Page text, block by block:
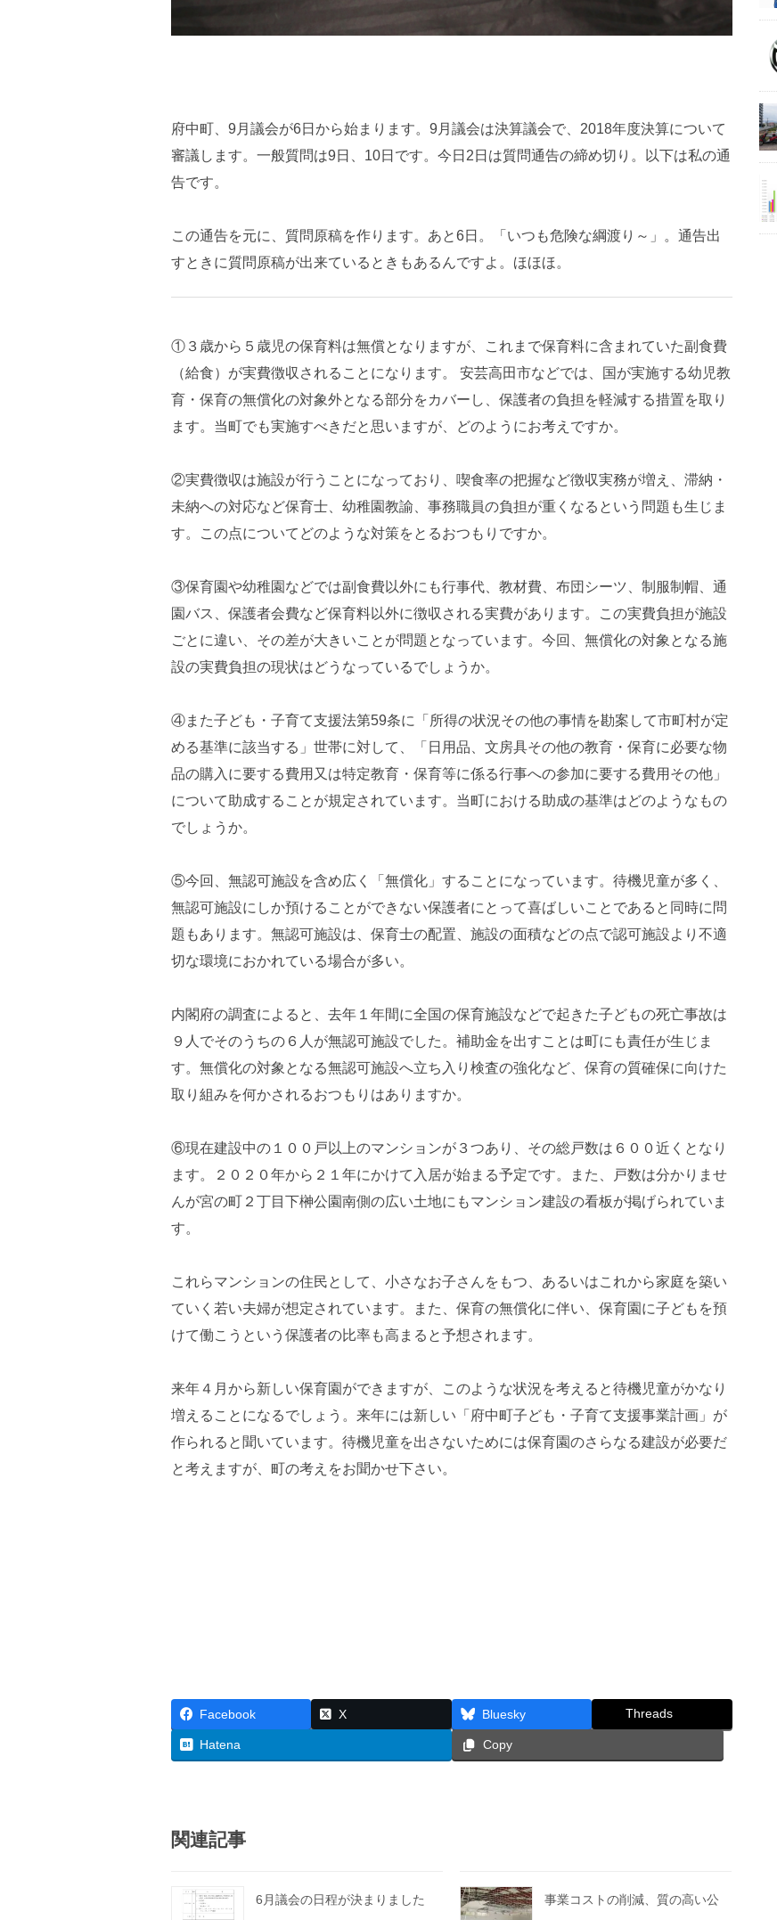
府中町、9月議会が6日から始まります。9月議会は決算議会で、2018年度決算について
審議します。一般質問は9日、10日です。今日2日は質問通告の締め切り。以下は私の通
告です。
この通告を元に、質問原稿を作ります。あと6日。「いつも危険な綱渡り～」。通告出
すときに質問原稿が出来ているときもあるんですよ。ほほほ。
①３歳から５歳児の保育料は無償となりますが、これまで保育料に含まれていた副食費
（給食）が実費徴収されることになります。 安芸高田市などでは、国が実施する幼児教
育・保育の無償化の対象外となる部分をカバーし、保護者の負担を軽減する措置を取り
ます。当町でも実施すべきだと思いますが、どのようにお考えですか。
②実費徴収は施設が行うことになっており、喫食率の把握など徴収実務が増え、滞納・
未納への対応など保育士、幼稚園教諭、事務職員の負担が重くなるという問題も生じま
す。この点についてどのような対策をとるおつもりですか。
③保育園や幼稚園などでは副食費以外にも行事代、教材費、布団シーツ、制服制帽、通
園バス、保護者会費など保育料以外に徴収される実費があります。この実費負担が施設
ごとに違い、その差が大きいことが問題となっています。今回、無償化の対象となる施
設の実費負担の現状はどうなっているでしょうか。
④また子ども・子育て支援法第59条に「所得の状況その他の事情を勘案して市町村が定
める基準に該当する」世帯に対して、「日用品、文房具その他の教育・保育に必要な物
品の購入に要する費用又は特定教育・保育等に係る行事への参加に要する費用その他」
について助成することが規定されています。当町における助成の基準はどのようなもの
でしょうか。
⑤今回、無認可施設を含め広く「無償化」することになっています。待機児童が多く、
無認可施設にしか預けることができない保護者にとって喜ばしいことであると同時に問
題もあります。無認可施設は、保育士の配置、施設の面積などの点で認可施設より不適
切な環境におかれている場合が多い。
内閣府の調査によると、去年１年間に全国の保育施設などで起きた子どもの死亡事故は
９人でそのうちの６人が無認可施設でした。補助金を出すことは町にも責任が生じま
す。無償化の対象となる無認可施設へ立ち入り検査の強化など、保育の質確保に向けた
取り組みを何かされるおつもりはありますか。
⑥現在建設中の１００戸以上のマンションが３つあり、その総戸数は６００近くとなり
ます。２０２０年から２１年にかけて入居が始まる予定です。また、戸数は分かりませ
んが宮の町２丁目下榊公園南側の広い土地にもマンション建設の看板が掲げられていま
す。
これらマンションの住民として、小さなお子さんをもつ、あるいはこれから家庭を築い
ていく若い夫婦が想定されています。また、保育の無償化に伴い、保育園に子どもを預
けて働こうという保護者の比率も高まると予想されます。
来年４月から新しい保育園ができますが、このような状況を考えると待機児童がかなり
増えることになるでしょう。来年には新しい「府中町子ども・子育て支援事業計画」が
作られると聞いています。待機児童を出さないためには保育園のさらなる建設が必要だ
と考えますが、町の考えをお聞かせ下さい。
Facebook X Bluesky Threads
Hatena Copy
関連記事
6月議会の日程が決まりました
事業コストの削減、質の高い公